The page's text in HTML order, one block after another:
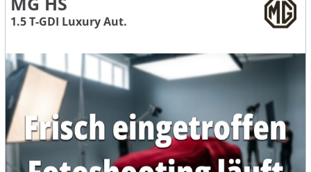
1.5 T-GDI Luxury Aut.